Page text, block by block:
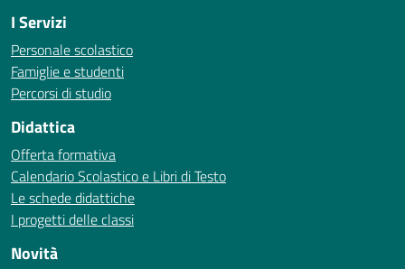
I Servizi
Personale scolastico
Famiglie e studenti
Percorsi di studio
Didattica
Offerta formativa
Calendario Scolastico e Libri di Testo
Le schede didattiche
I progetti delle classi
Novità